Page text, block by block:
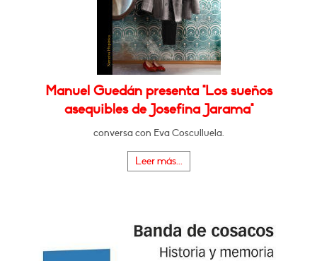
Manuel Guedán presenta "Los sueños
asequibles de Josefina Jarama"
conversa con Eva Cosculluela.
Leer más...